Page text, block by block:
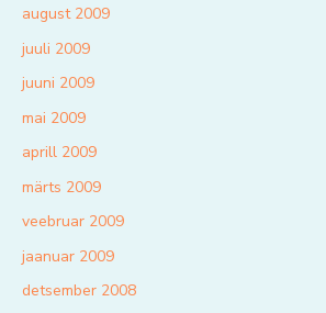
august 2009
juuli 2009
juuni 2009
mai 2009
aprill 2009
märts 2009
veebruar 2009
jaanuar 2009
detsember 2008